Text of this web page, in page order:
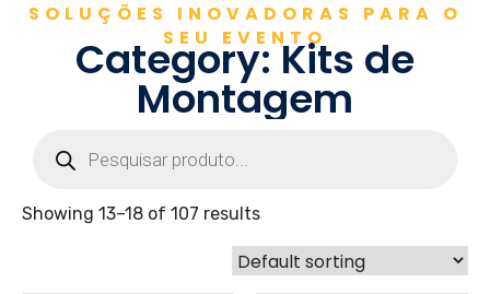
SOLUÇÕES INOVADORAS PARA O
SEU EVENTO
Category: Kits de
Montagem
Showing 13–18 of 107 results